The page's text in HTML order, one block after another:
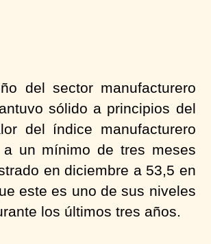
del sector manufacturero
sólido a principios del
del índice manufacturero
un mínimo de tres meses
en diciembre a 53,5 en
este es uno de sus niveles
los últimos tres años.